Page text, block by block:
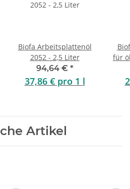
Biofa Arbeitsplattenöl
2052 - 2,5 Liter
94,64 € *
37,86 € pro 1 l
für
Artikel